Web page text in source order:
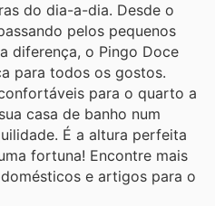
do dia-a-dia. Desde o
pelos pequenos
diferença, o Pingo Doce
para todos os gostos.
para o quarto a
casa de banho num
É a altura perfeita
fortuna! Encontre mais
e artigos para o